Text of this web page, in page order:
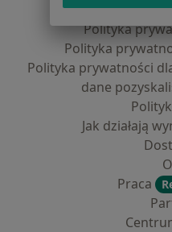
Polityka
Polityka
Polityka prywatności
dane
Jak działają
Praca